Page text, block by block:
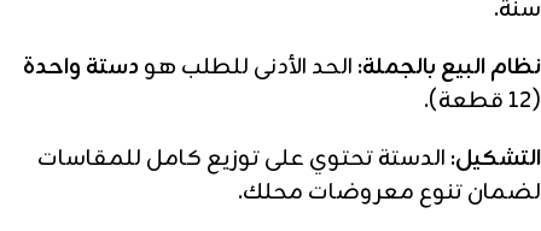
سنة.
نظام البيع بالجملة: الحد الأدنى للطلب هودستة واحدة
(12 قطعة).
التشكيل: الدستة تحتوي على توزيع كامل للمقاسات
لضمان تنوع معروضات محلك.